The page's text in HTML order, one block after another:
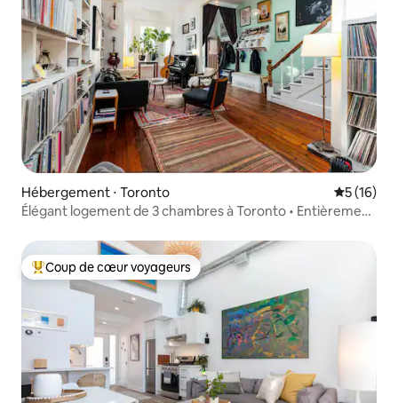
Hébergement ⋅ Toronto
5 (16)
Élégant logement de 3 chambres à Toronto • Entièrement
Coups de cœur voyageurs les plus appréciés
Coup de cœur voyageurs